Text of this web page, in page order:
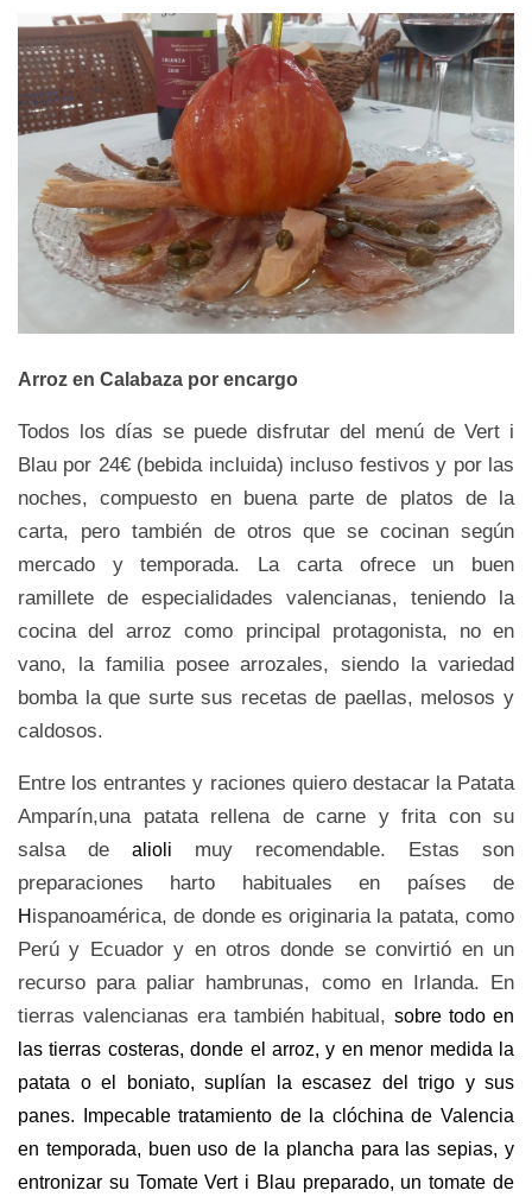
Arroz en Calabaza por encargo
Todos los días se puede disfrutar del menú de Vert i
Blau por 24€ (bebida incluida) incluso festivos y por las
noches, compuesto en buena parte de platos de la
carta, pero también de otros que se cocinan según
mercado y temporada. La carta ofrece un buen
ramillete de especialidades valencianas, teniendo la
cocina del arroz como principal protagonista, no en
vano, la familia posee arrozales, siendo la variedad
bomba la que surte sus recetas de paellas, melosos y
caldosos.
Entre los entrantes y raciones quiero destacar la Patata
Amparín,una patata rellena de carne y frita con su
salsa de alioli
muy recomendable. Estas son
preparaciones harto habituales en países de
H ispanoamérica, de donde es originaria la patata, como
Perú y Ecuador y en otros donde se convirtió en un
recurso para paliar hambrunas, como en Irlanda. En
tierras valencianas era también habitual,sobre todo en
las tierras costeras, donde el arroz, y en menor medida la
patata o el boniato, suplían la escasez del trigo y sus
panes. Impecable tratamiento de la clóchina de Valencia
en temporada, buen uso de la plancha para las sepias, y
entronizar su Tomate Vert i Blau preparado, un tomate de